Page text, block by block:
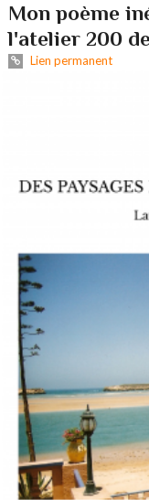
Mon poème
l'atelier 200
Lien permanent